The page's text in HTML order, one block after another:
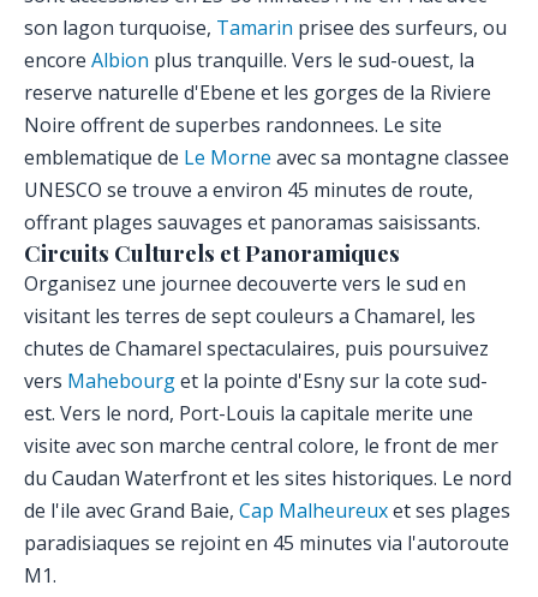
son lagon turquoise, Tamarin prisee des surfeurs, ou
encore Albion plus tranquille. Vers le sud-ouest, la
reserve naturelle d'Ebene et les gorges de la Riviere
Noire offrent de superbes randonnees. Le site
emblematique de Le Morne avec sa montagne classee
UNESCO se trouve a environ 45 minutes de route,
offrant plages sauvages et panoramas saisissants.
Circuits Culturels et Panoramiques
Organisez une journee decouverte vers le sud en
visitant les terres de sept couleurs a Chamarel, les
chutes de Chamarel spectaculaires, puis poursuivez
vers Mahebourget la pointe d'Esny sur la cote sud-
est. Vers le nord, Port-Louis la capitale merite une
visite avec son marche central colore, le front de mer
du Caudan Waterfront et les sites historiques. Le nord
de l'ile avec Grand Baie, Cap Malheureuxet ses plages
paradisiaques se rejoint en 45 minutes via l'autoroute
M1.